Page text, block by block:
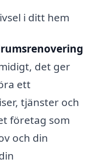
i ditt hem
det ger
ett
tjänster och
företag som
och din